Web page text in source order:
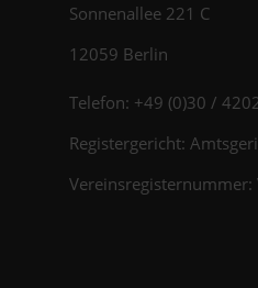
Sonnenallee 221 C
12059 Berlin
Telefon: +49 (0)30 /
Registergericht:
Vereinsregisternummer: